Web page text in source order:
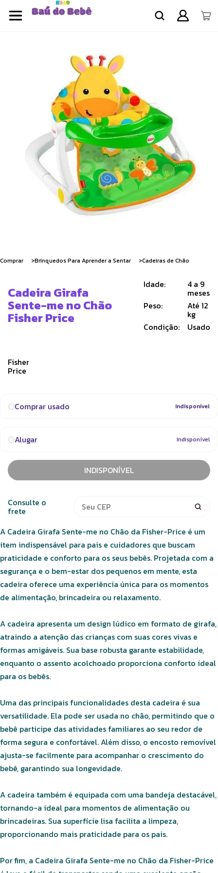
Comprar Brinquedos Para Aprender a Sentar Cadeiras de Chão
Cadeira Girafa
Sente-me no Chão
Fisher Price
Idade: 4 a 9
meses
Peso:
Até 12
kg
Condição:
Usado
Fisher
Price
Comprar usado Indisponível
Alugar Indisponível
INDISPONÍVEL
Consulte o
frete
A Cadeira Girafa Sente-me no Chão da Fisher-Price é um
item indispensável para pais e cuidadores que buscam
praticidade e conforto para os seus bebês. Projetada com a
segurança e o bem-estar dos pequenos em mente, esta
cadeira oferece uma experiência única para os momentos
de alimentação, brincadeira ou relaxamento.
A cadeira apresenta um design lúdico em formato de girafa,
atraindo a atenção das crianças com suas cores vivas e
formas amigáveis. Sua base robusta garante estabilidade,
enquanto o assento acolchoado proporciona conforto ideal
para os bebês.
Uma das principais funcionalidades desta cadeira é sua
versatilidade. Ela pode ser usada no chão, permitindo que o
bebê participe das atividades familiares ao seu redor de
forma segura e confortável. Além disso, o encosto removível
ajusta-se facilmente para acompanhar o crescimento do
bebê, garantindo sua longevidade.
A cadeira também é equipada com uma bandeja destacável,
tornando-a ideal para momentos de alimentação ou
brincadeiras. Sua superfície lisa facilita a limpeza,
proporcionando mais praticidade para os pais.
Por fim, a Cadeira Girafa Sente-me no Chão da Fisher-Price